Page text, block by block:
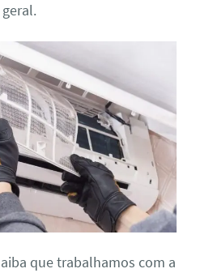
que trabalhamos com a